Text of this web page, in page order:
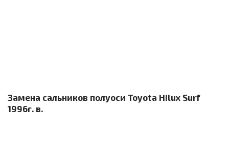
Замена сальников полуоси Toyota Hilux Surf
1996г. в.